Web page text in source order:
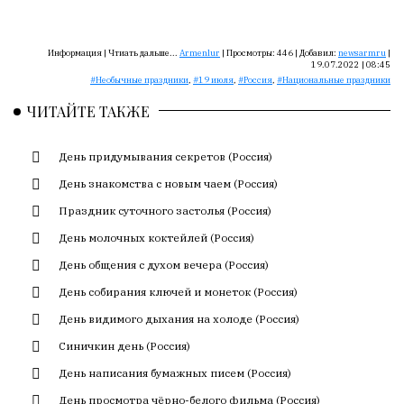
большим
но
Редакция
лезет
авторские
тексты,
не
кромсает
не
искажает
Информация | Чтиать дальше... Armenlur | Просмотры: 446 | Добавил: newsarmru |
19.07.2022 | 08:45
Необычные праздники, 19 июля, Россия, Национальные праздники
ЧИТАЙТЕ ТАКЖЕ
День придумывания секретов (Россия)
День знакомства с новым чаем (Россия)
Праздник суточного застолья (Россия)
День молочных коктейлей (Россия)
День общения с духом вечера (Россия)
День собирания ключей и монеток (Россия)
День видимого дыхания на холоде (Россия)
Синичкин день (Россия)
День написания бумажных писем (Россия)
День просмотра чёрно-белого фильма (Россия)